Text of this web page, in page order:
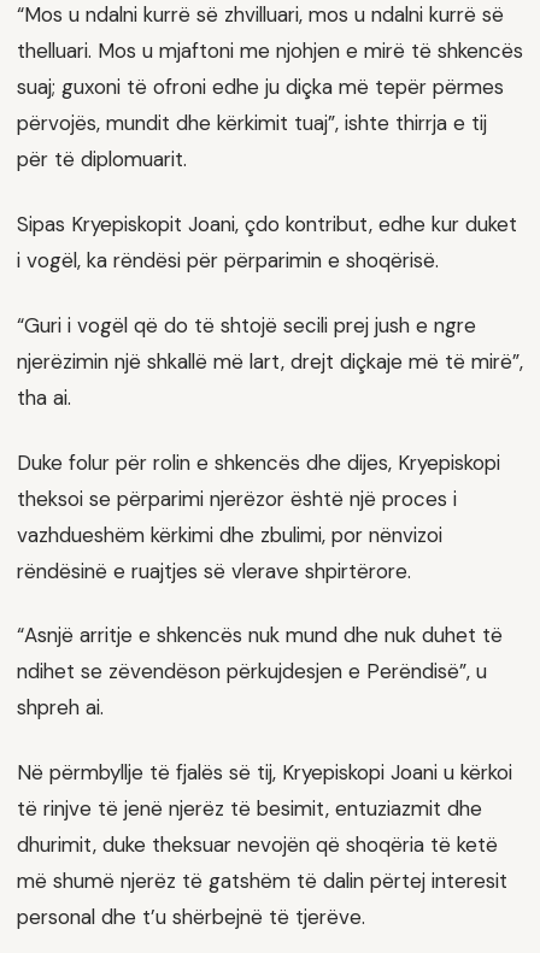
“Mos u ndalni kurrë së zhvilluari, mos u ndalni kurrë së
thelluari. Mos u mjaftoni me njohjen e mirë të shkencës
suaj; guxoni të ofroni edhe ju diçka më tepër përmes
përvojës, mundit dhe kërkimit tuaj”, ishte thirrja e tij
për të diplomuarit.
Sipas Kryepiskopit Joani, çdo kontribut, edhe kur duket
i vogël, ka rëndësi për përparimin e shoqërisë.
“Guri i vogël që do të shtojë secili prej jush e ngre
njerëzimin një shkallë më lart, drejt diçkaje më të mirë”,
tha ai.
Duke folur për rolin e shkencës dhe dijes, Kryepiskopi
theksoi se përparimi njerëzor është një proces i
vazhdueshëm kërkimi dhe zbulimi, por nënvizoi
rëndësinë e ruajtjes së vlerave shpirtërore.
“Asnjë arritje e shkencës nuk mund dhe nuk duhet të
ndihet se zëvendëson përkujdesjen e Perëndisë”, u
shpreh ai.
Në përmbyllje të fjalës së tij, Kryepiskopi Joani u kërkoi
të rinjve të jenë njerëz të besimit, entuziazmit dhe
dhurimit, duke theksuar nevojën që shoqëria të ketë
më shumë njerëz të gatshëm të dalin përtej interesit
personal dhe t’u shërbejnë të tjerëve.